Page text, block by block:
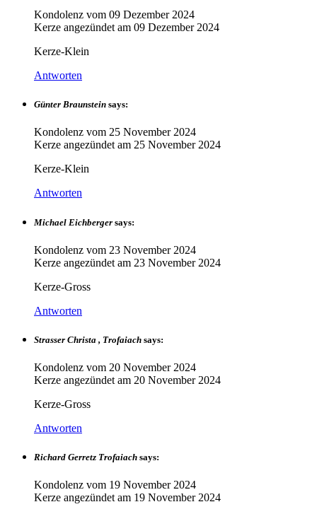
Kondolenz vom 09 Dezember 2024
Kerze angezündet am 09 Dezember 2024
Kerze-Klein
Antworten
Günter Braunstein says:
Kondolenz vom 25 November 2024
Kerze angezündet am 25 November 2024
Kerze-Klein
Antworten
Michael Eichberger says:
Kondolenz vom 23 November 2024
Kerze angezündet am 23 November 2024
Kerze-Gross
Antworten
Strasser Christa , Trofaiach says:
Kondolenz vom 20 November 2024
Kerze angezündet am 20 November 2024
Kerze-Gross
Antworten
Richard Gerretz Trofaiach says:
Kondolenz vom 19 November 2024
Kerze angezündet am 19 November 2024